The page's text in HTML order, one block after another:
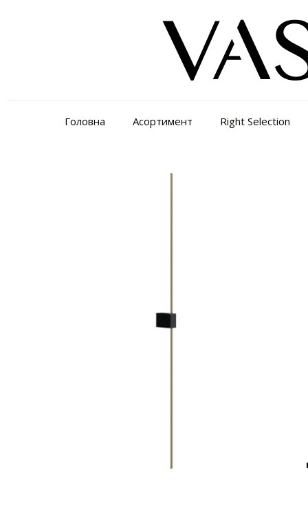
Головна Асортимент Right Selection